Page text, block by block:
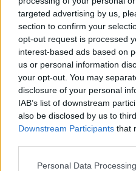
targeted advertising by us,
section to confirm your
opt-out request is processed
interest-based ads based on
us or personal information
your opt-out. You may
disclosure of your personal
IAB’s list of downstream
also be disclosed by us to
Downstream Participants that
Please note that this website/
Personal Data
Itt állítsd be, hogy az
legyen a Google-